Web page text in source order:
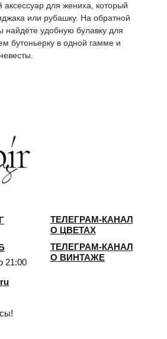
для жениха, который
или рубашку. На обратной
найдёте удобную булавку для
бутоньерку в одной гамме и